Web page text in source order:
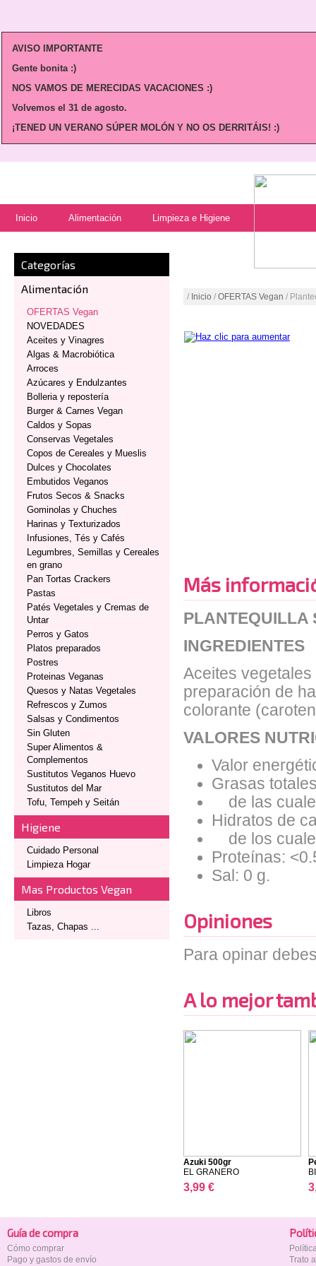
AVISO IMPORTANTE
Gente bonita :)
NOS VAMOS DE MERECIDAS VACACIONES :)
Volvemos el 31 de agosto.
¡TENED UN VERANO SÚPER MOLÓN Y NO OS DERRITÁIS! :)
Inicio Alimentación Limpieza e Higiene
Categorías
Alimentación
OFERTAS Vegan
NOVEDADES
Aceites y Vinagres
Algas & Macrobiótica
Arroces
Azúcares y Endulzantes
Bolleria y repostería
Burger & Carnes Vegan
Caldos y Sopas
Conservas Vegetales
Copos de Cereales y Mueslis
Dulces y Chocolates
Embutidos Veganos
Frutos Secos & Snacks
Gominolas y Chuches
Harinas y Texturizados
Infusiones, Tés y Cafés
Legumbres, Semillas y Cereales
en grano
Pan Tortas Crackers
Pastas
Patés Vegetales y Cremas de
Untar
Perros y Gatos
Platos preparados
Postres
Proteinas Veganas
Quesos y Natas Vegetales
Refrescos y Zumos
Salsas y Condimentos
Sin Gluten
Super Alimentos &
Complementos
Sustitutos Veganos Huevo
Sustitutos del Mar
Tofu, Tempeh y Seitán
Higiene
Cuidado Personal
Limpieza Hogar
Mas Productos Vegan
Libros
Tazas, Chapas ...
/ Inicio / OFERTAS Vegan /
Más
PLANTEQUILLA
INGREDIENTES
Aceites
preparación de
colorante
VALORES
Valor
Grasas
de las
Hidratos de
de los
Proteínas:
Sal: 0 g.
Opiniones
Para opinar
A lo mejor
Azuki 500gr
EL GRANERO
3,99 €
Guía de compra
Cómo comprar
Pago y gastos de envío
Trato